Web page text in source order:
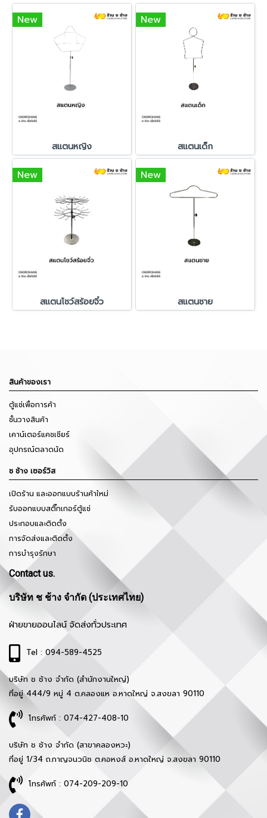
New
สแตนหญิง
New
สแตนเด็ก
New
สแตนโชว์สร้อยจิ๋ว
New
สแตนชาย
สินค้าของเรา
ตู้แช่เพื่อการค้า
ชั้นวางสินค้า
เคาน์เตอร์แคชเชียร์
อุปกรณ์ตลาดนัด
ช ช้าง เซอร์วิส
เปิดร้าน และออกแบบร้านค้าใหม่
รับออกแบบสติ๊กเกอร์ตู้แช่
ประกอบและติดตั้ง
การจัดส่งและติดตั้ง
การบำรุงรักษา
Contact us.
บริษัท ช ช้าง จำกัด (ประเทศไทย)
ฝ่ายขายออนไลน์ จัดส่งทั่วประเทศ
Tel : 094-589-4525
บริษัท ช ช้าง จำกัด (สำนักงานใหญ่)
ที่อยู่ 444/9 หมู่ 4 ต.คลองแห อ.หาดใหญ่ จ.สงขลา 90110
โทรศัพท์ : 074-427-408-10
บริษัท ช ช้าง จำกัด (สาขาคลองหวะ)
ที่อยู่ 1/34 ถ.กาญจนวนิช ต.คอหงส์ อ.หาดใหญ่ จ.สงขลา 90110
โทรศัพท์ : 074-209-209-10